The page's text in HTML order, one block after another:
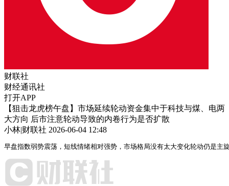
财联社
财经通讯社
打开APP
【狙击龙虎榜午盘】市场延续轮动资金集中于科技与煤、电两
大方向 后市注意轮动导致的内卷行为是否扩散
小林|财联社 2026-06-04 12:48
早盘指数弱势震荡，短线情绪相对强势，市场格局没有太大变化轮动仍是